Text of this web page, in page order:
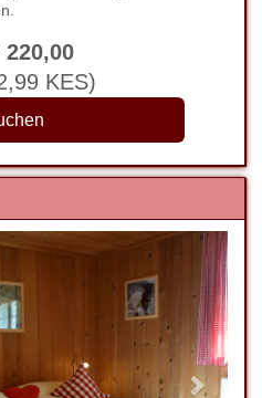
220,00
,99 KES)
Next